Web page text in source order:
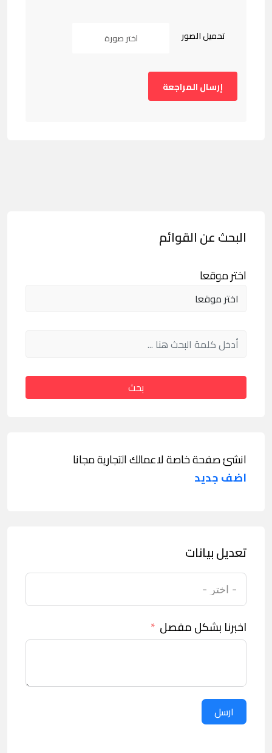
تحميل الصور اختر صورة
البحث عن القوائم
اختر موقعا
بحث
انشئ صفحة خاصة لاعمالك التجارية مجانا
اضف جديد
تعديل بيانات
اخبرنا بشكل مفصل
ارسل